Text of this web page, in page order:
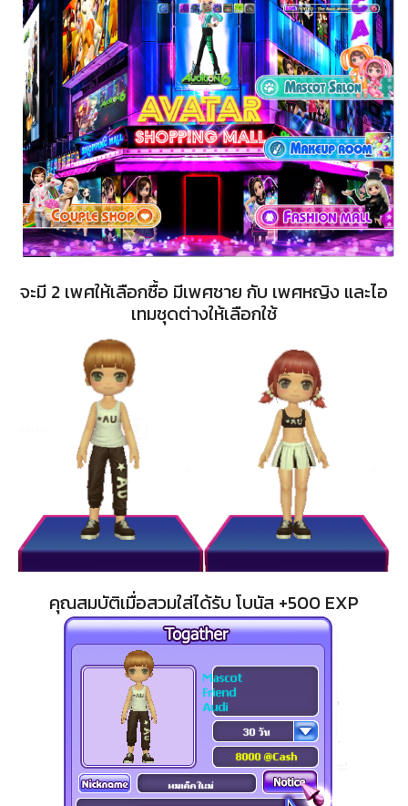
จะมี 2 เพศให้เลือกซื้อ มีเพศชาย กับ เพศหญิง และไอ
เทมชุดต่างให้เลือกใช้
คุณสมบัติเมื่อสวมใส่ได้รับ โบนัส +500 EXP